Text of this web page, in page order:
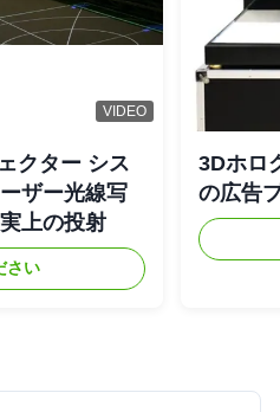
VIDEO
クター シス
ザー光線写
上の投射
さい
3Dホロ
の広告